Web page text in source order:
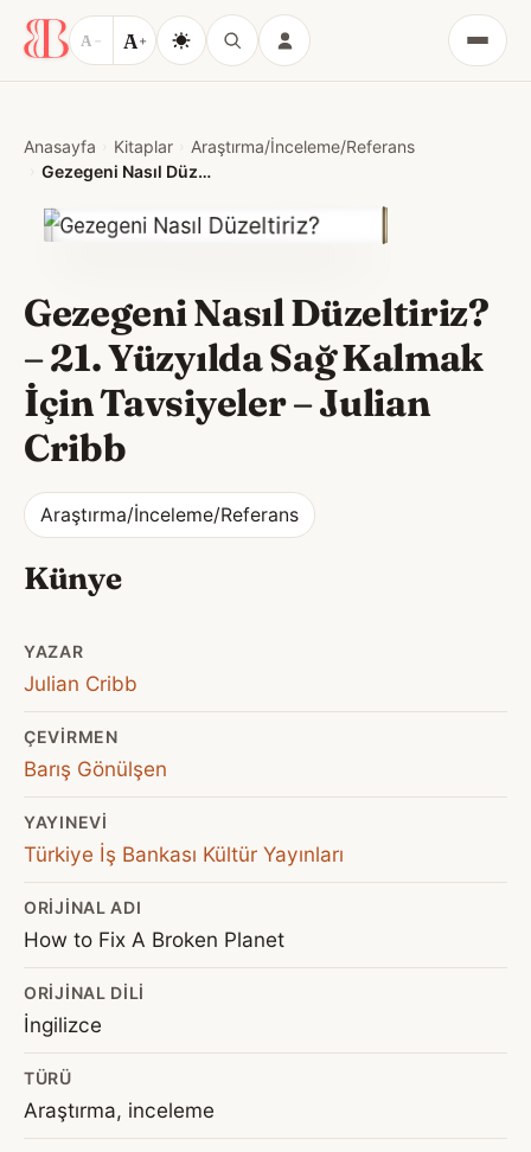
A − A+
Menü
Anasayfa Kitaplar
Araştırma/İnceleme/Referans
Gezegeni Nasıl Düzeltiriz? – 21. Yüzyılda Sağ Kalmak İçin Tavsiyeler
Gezegeni Nasıl Düzeltiriz?
– 21. Yüzyılda Sağ Kalmak
İçin Tavsiyeler–Julian
Cribb
Araştırma/İnceleme/Referans
Künye
YAZAR
Julian Cribb
ÇEVIRMEN
Barış Gönülşen
YAYINEVI
Türkiye İş Bankası Kültür Yayınları
ORIJINAL ADI
How to Fix A Broken Planet
ORIJINAL DILI
İngilizce
TÜRÜ
Araştırma, inceleme